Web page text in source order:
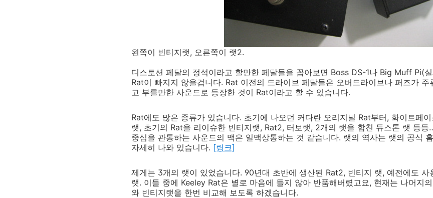
왼쪽이 빈티지랫, 오른쪽이 랫2.
디스토션 페달의 정석이라고 할만한 페달들을 꼽아보면 Boss DS-1나 Big Muff Pi(
Rat이 빠지지 않을겁니다. Rat 이전의 드라이브 페달들은 오버드라이브나 퍼즈가
고 부를만한 사운드로 등장한 것이 Rat이라고 할 수 있습니다.
Rat에도 많은 종류가 있습니다. 초기에 나오던 커다란 오리지널 Rat부터, 화이트페
랫, 초기의 Rat을 리이슈한 빈티지랫, Rat2, 터보랫, 2개의 랫을 합친 듀스톤 랫 등
중심을 관통하는 사운드의 맥은 일맥상통하는 것 같습니다. 랫의 역사는 랫의 공식
자세히 나와 있습니다. [링크]
제게는 3개의 랫이 있었습니다. 90년대 초반에 생산된 Rat2, 빈티지 랫, 예전에도 사
랫. 이들 중에 Keeley Rat은 별로 마음에 들지 않아 반품해버렸고요, 현재는 나머지
와 빈티지랫을 한번 비교해 보도록 하겠습니다.